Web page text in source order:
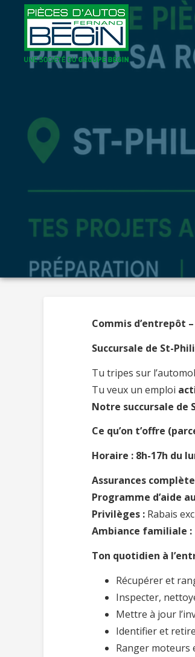
Commis d’entrepôt
Succursale de St-
Tu tripes sur
Tu veux un emploi
Notre succursale de
Ce qu’on t’offre
Horaire : 8h-17h du
Assurances
Programme d’aide
Privilèges : Rabais
Ambiance familiale :
Ton quotidien à
Récupérer et
Inspecter,
Mettre à jour
Identifier et
Ranger moteurs